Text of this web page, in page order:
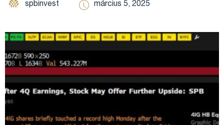
spbinvest március 5, 2025